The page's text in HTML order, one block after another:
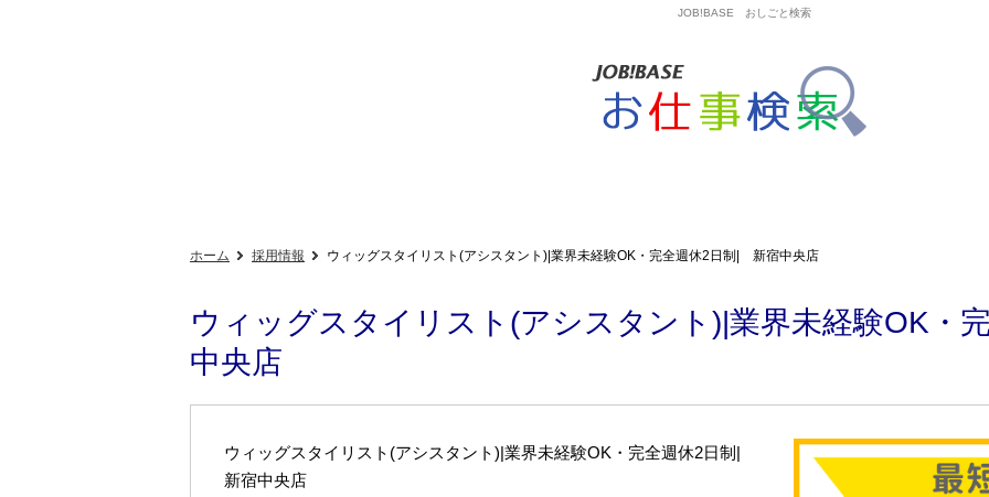
JOB!BASE おしごと検索
ホーム 採用情報 ウィッグスタイリスト(アシスタント)|業界未経験OK・完全週休2日制| 新宿中央店
ウィッグスタイリスト(アシスタント)|業界未経験OK・
中央店
ウィッグスタイリスト(アシスタント)|業界未経験OK・完全週休2日制|
新宿中央店